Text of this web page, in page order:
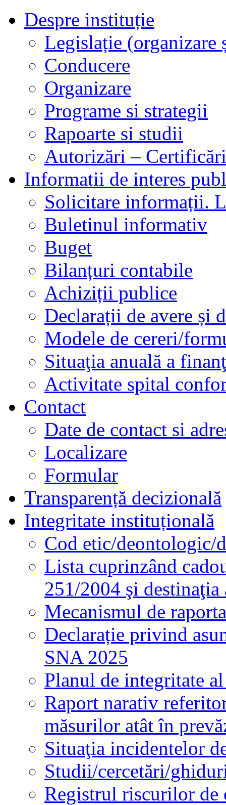
Despre instituție
Legislație
Conducere
Organizare
Programe si strategii
Rapoarte si studii
Autorizări –
Informatii de interes
Solicitare informații.
Buletinul informativ
Buget
Bilanțuri contabile
Achiziții publice
Declarații de avere și
Modele de cereri/
Situaţia anuală a
Activitate spital
Contact
Date de contact si
Localizare
Formular
Transparență decizională
Integritate instituțională
Cod etic/deontologic/
Lista cuprinzând
251/2004 şi destinaţia
Mecanismul de
Declarație privind
SNA 2025
Planul de integritate
Raport narativ
măsurilor atât în
Situaţia incidentelor
Studii/cercetări/
Registrul riscurilor de